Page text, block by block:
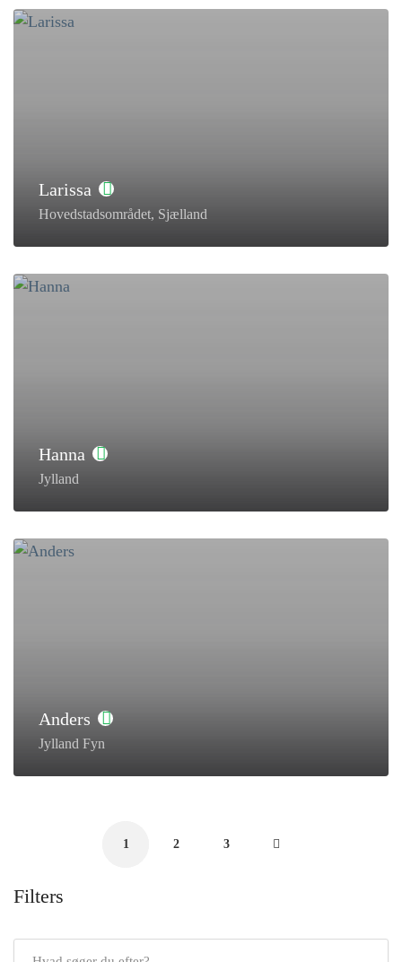
Larissa
Hovedstadsområdet, Sjælland
Hanna
Jylland
Anders
Jylland Fyn
1 2 3
Filters